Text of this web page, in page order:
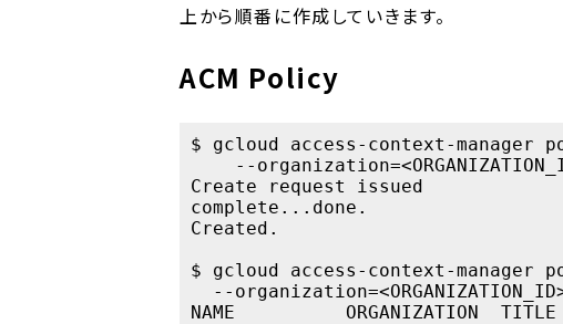
上から順番に作成していきます。
ACM Policy
$ gcloud access-context-
--
Create request issued
complete...done.
Created.
$ gcloud access-context-
--
NAME          ORGANIZATION